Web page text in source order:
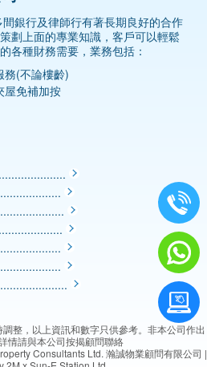
銀行及律師行有著長期良好的合作
劃上面的專業知識，客戶可以輕鬆
各種財務需要，業務包括：
務(不論樓齡)
屋免補加按
整，以上資訊和數字只供參考。非本公司作出
情請與本公司按揭顧問聯絡
Consultants Ltd. 瀚誠物業顧問有限公司 |